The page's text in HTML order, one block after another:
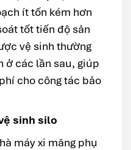
ít tốn kém hơn
tốt tiến độ sản
vệ sinh thường
ở các lần sau, giúp
cho công tác bảo
sinh silo
máy xi măng phụ